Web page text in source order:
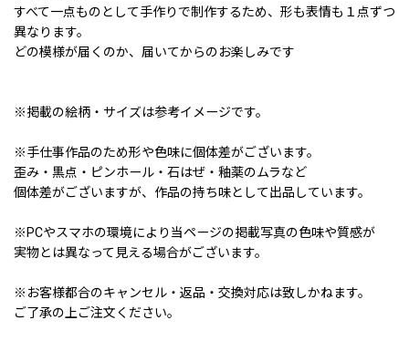
すべて一点ものとして手作りで制作するため、形も表情も１点ずつ
異なります。
どの模様が届くのか、届いてからのお楽しみです
※掲載の絵柄・サイズは参考イメージです。
※手仕事作品のため形や色味に個体差がございます。
歪み・黒点・ピンホール・石はぜ・釉薬のムラなど
個体差がございますが、作品の持ち味として出品しています。
※PCやスマホの環境により当ページの掲載写真の色味や質感が
実物とは異なって見える場合がございます。
※お客様都合のキャンセル・返品・交換対応は致しかねます。
ご了承の上ご注文ください。